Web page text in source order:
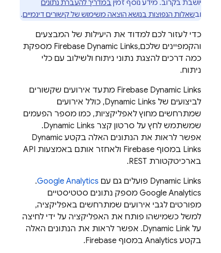
יושבת בקרוב. מידע נוסף זמין במדריך להעברת נתונים
ובשאלות הנפוצות בנושא הוצאה משימוש של קישורים דינמיים.
כדי לעזור לכם למדוד את היעילות של המבצעים
והקמפיינים שלכם,Firebase Dynamic Links מספקת
כמה דרכים להצגת נתוני ניתוח ולשילוב עם כלי
ניתוח.
Firebase Dynamic Links מתעד אירועים שקשורים
לביצועים של Dynamic Links, כולל אירועים
שמתרחשים מחוץ לאפליקציות, כמו מספר הפעמים
שמשתמש לחץ על סרטון קצר Dynamic Links
.
אפשר לראות את הנתונים האלה בקטע Dynamic
Links במסוף Firebase
ולאחזר אותם באמצעות API
בארכיטקטורת REST.
Dynamic Links פועלים גם עם Google Analytics
.
Google Analytics מספק נתונים סטטיסטיים
מפורטים לגבי אירועים שמתרחשים באפליקציה,
למשל כשמישהו פותח את האפליקציה על ידי לחיצה
על Dynamic Link. אפשר לראות את הנתונים האלה
בקטע Analytics במסוף
Firebase
.